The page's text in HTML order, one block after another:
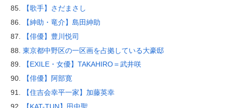
【歌手】さだまさし
【紳助・竜介】島田紳助
【俳優】豊川悦司
東京都中野区の一区画を占拠している大豪邸
【EXILE・女優】TAKAHIRO＝武井咲
【俳優】阿部寛
【住吉会幸平一家】加藤英幸
【KAT-TUN】田中聖